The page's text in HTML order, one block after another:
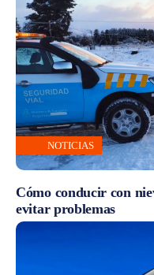
NOTICIAS
Cómo conducir con
evitar problemas